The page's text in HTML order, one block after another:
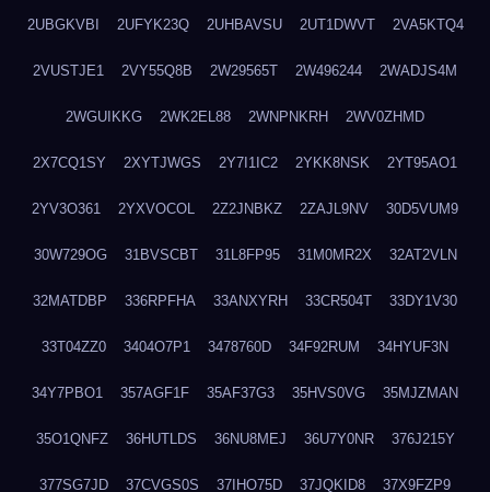
2UBGKVBI 2UFYK23Q 2UHBAVSU 2UT1DWVT 2VA5KTQ4
2VUSTJE1 2VY55Q8B 2W29565T 2W496244 2WADJS4M
2WGUIKKG 2WK2EL88 2WNPNKRH 2WV0ZHMD
2X7CQ1SY 2XYTJWGS 2Y7I1IC2 2YKK8NSK 2YT95AO1
2YV3O361 2YXVOCOL 2Z2JNBKZ 2ZAJL9NV 30D5VUM9
30W729OG 31BVSCBT 31L8FP95 31M0MR2X 32AT2VLN
32MATDBP 336RPFHA 33ANXYRH 33CR504T 33DY1V30
33T04ZZ0 3404O7P1 3478760D 34F92RUM 34HYUF3N
34Y7PBO1 357AGF1F 35AF37G3 35HVS0VG 35MJZMAN
35O1QNFZ 36HUTLDS 36NU8MEJ 36U7Y0NR 376J215Y
377SG7JD 37CVGS0S 37IHO75D 37JQKID8 37X9FZP9